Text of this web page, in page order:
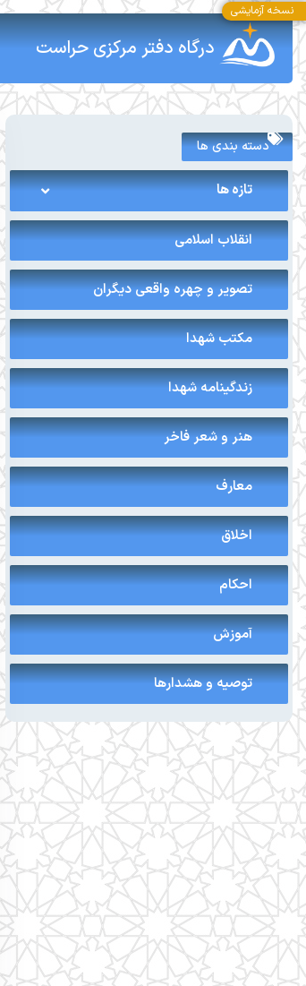
درگاه دفتر مرکزی حراست
دسته بندی ها
تازه ها
انقلاب اسلامی
تصویر و چهره واقعی دیگران
مکتب شهدا
زندگینامه شهدا
هنر و شعر فاخر
معارف
اخلاق
احکام
آموزش
توصیه و هشدارها
نسخه آزمایشی